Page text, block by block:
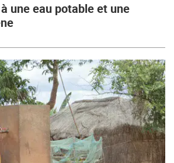
une eau potable et une